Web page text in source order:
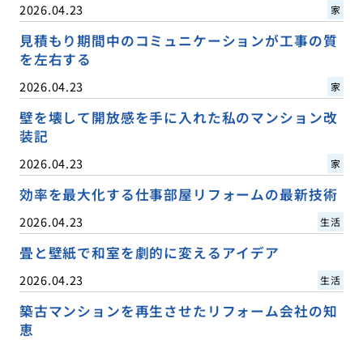
2026.04.23 家
見積もり期間中のコミュニケーションが工事の質
を左右する
2026.04.23 家
壁を壊して開放感を手に入れた私のマンション改
装記
2026.04.23 家
効率を最大化する仕事部屋リフォームの最新技術
2026.04.23 生活
畳と壁紙で和室を劇的に変えるアイデア
2026.04.23 生活
築古マンションを再生させたリフォーム会社の知
恵